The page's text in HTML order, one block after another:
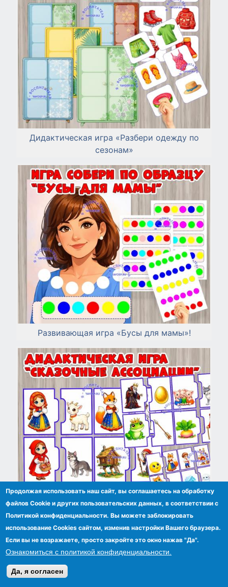
Дидактическая игра «Разбери одежду по
сезонам»
Развивающая игра «Бусы для мамы»!
Дидактическая игра "Сказочные ассоциации"
Продолжая использовать наш сайт, вы соглашаетесь на обработку
файлов Сookie и других пользовательских данных, в соответствии с
Политикой конфиденциальности. Вы можете заблокировать
использование Cookies сайтом, изменив настройки Вашего браузера.
Если вы не возражаете, просто закройте это окно нажав "Да".
Ознакомиться с политикой конфиденциальности.
Да, я согласен